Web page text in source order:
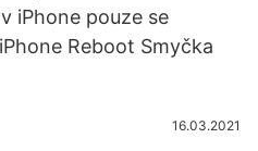
iPhone pouze se
Reboot Smyčka
16.03.2021